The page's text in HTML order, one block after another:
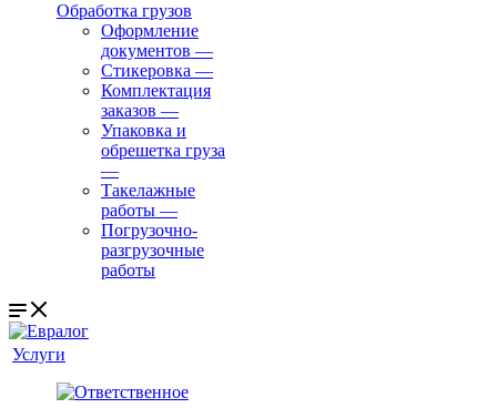
Обработка грузов
Оформление
документов —
Стикеровка —
Комплектация
заказов —
Упаковка и
обрешетка груза
—
Такелажные
работы —
Погрузочно-
разгрузочные
работы
Услуги